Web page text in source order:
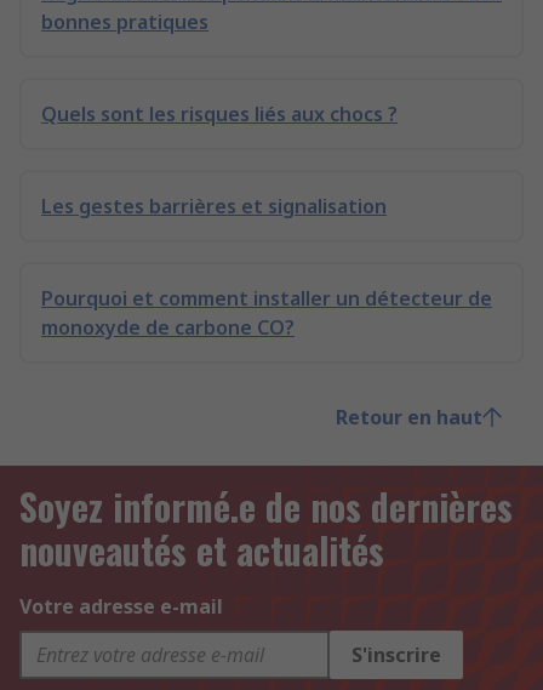
bonnes pratiques
Quels sont les risques liés aux chocs ?
Les gestes barrières et signalisation
Pourquoi et comment installer un détecteur de
monoxyde de carbone CO?
Retour en haut
Soyez informé.e de nos dernières
nouveautés et actualités
Votre adresse e-mail
S'inscrire